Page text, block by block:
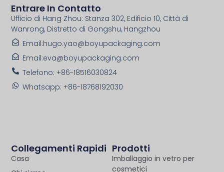
Prodotti
Imballaggio in vetro per
cosmetici
Collegamenti Rapidi
Casa
Entrare In Contatto
Ufficio di Hang Zhou: Stanza 302, Edificio 10, Città di
Wanrong, Distretto di Gongshu, Hangzhou
Email:hugo.yao@boyupackaging.com
Email:eva@boyupackaging.com
Telefono: +86-18516030824
Whatsapp: +86-18768192030